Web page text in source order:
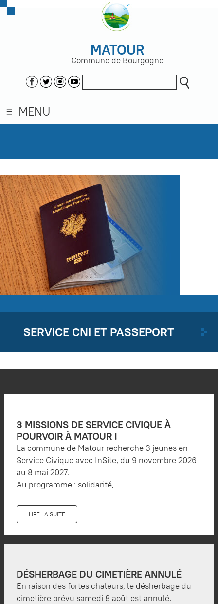
MATOUR
Commune de Bourgogne
MENU
SERVICE CNI ET PASSEPORT
3 MISSIONS DE SERVICE CIVIQUE À
POURVOIR À MATOUR !
La commune de Matour recherche 3 jeunes en
Service Civique avec InSite, du 9 novembre 2026
au 8 mai 2027.
Au programme : solidarité,...
LIRE LA SUITE
DÉSHERBAGE DU CIMETIÈRE ANNULÉ
En raison des fortes chaleurs, le désherbage du
cimetière prévu samedi 8 août est annulé.